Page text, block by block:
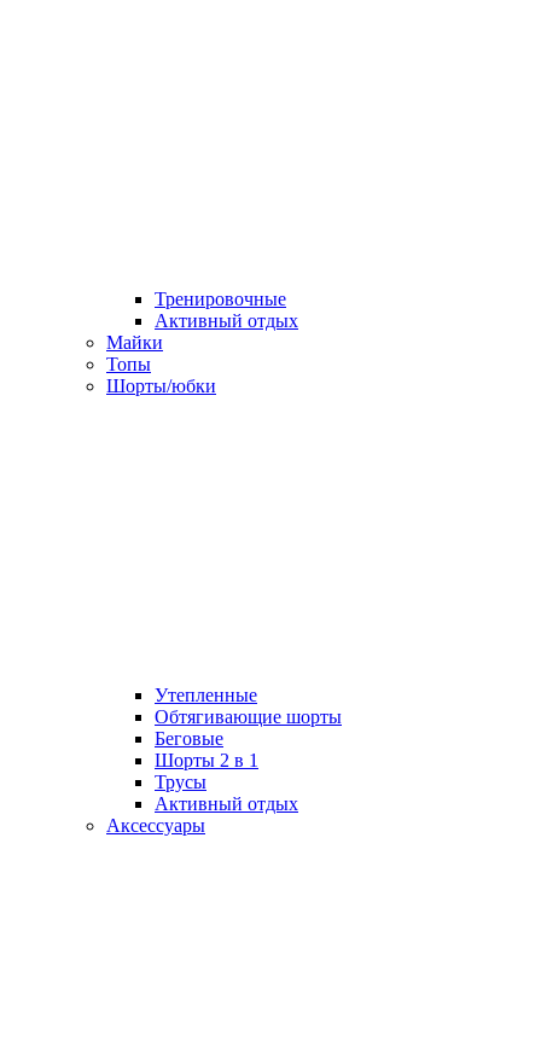
Тренировочные
Активный отдых
Майки
Топы
Шорты/юбки
Утепленные
Обтягивающие шорты
Беговые
Шорты 2 в 1
Трусы
Активный отдых
Аксессуары